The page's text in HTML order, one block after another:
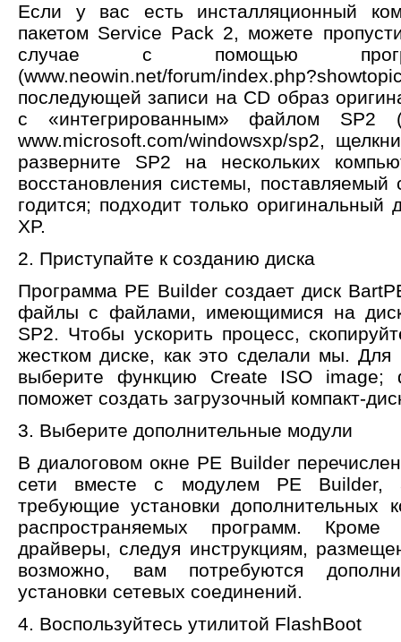
Если у вас есть инсталляционный
пакетом Service Pack 2, можете
случае с помощью
(www.neowin.net/forum/
последующей записи на CD образ
с «интегрированным» файлом SP2
www.microsoft.com/windowsxp/sp2,
разверните SP2 на нескольких
восстановления системы,
годится; подходит только оригинальный
XP.
2. Приступайте к созданию диска
Программа PE Builder создает диск
файлы с файлами, имеющимися на
SP2. Чтобы ускорить процесс,
жестком диске, как это сделали мы. Для
выберите функцию Create ISO image;
поможет создать загрузочный компакт-
3. Выберите дополнительные модули
В диалоговом окне PE Builder
сети вместе с модулем PE Builder,
требующие установки дополнительных
распространяемых программ.
драйверы, следуя инструкциям,
возможно, вам потребуются
установки сетевых соединений.
4. Воспользуйтесь утилитой FlashBoot